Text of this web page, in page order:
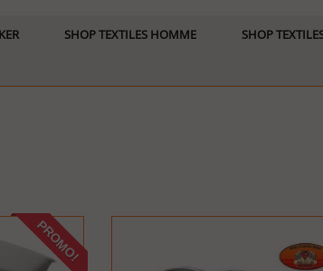
SHOP TEXTILES HOMME SHOP
PROMO!